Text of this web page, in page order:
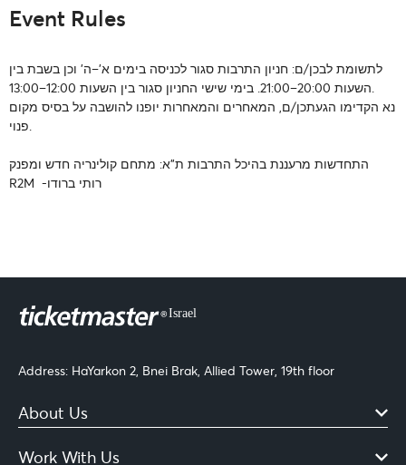
Event Rules
לתשומת לבכן/ם: חניון התרבות סגור לכניסה בימים א’–ה’ וכן בשבת בין
השעות 20:00–21:00. בימי שישי החניון סגור בין השעות 12:00–13:00.
נא הקדימו הגעתכן/ם, המאחרים והמאחרות יופנו להושבה על בסיס מקום
פנוי.
התחדשות מרעננת בהיכל התרבות ת"א: מתחם קולינריה חדש ומפנק
R2M -רותי ברודו
Address: HaYarkon 2, Bnei Brak, Allied Tower, 19th floor
About Us
Work With Us